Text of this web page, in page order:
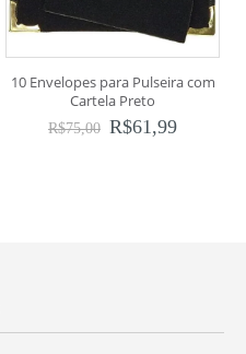
10 Envelopes para Pulseira com
Cartela Preto
R$75,00 R$61,99